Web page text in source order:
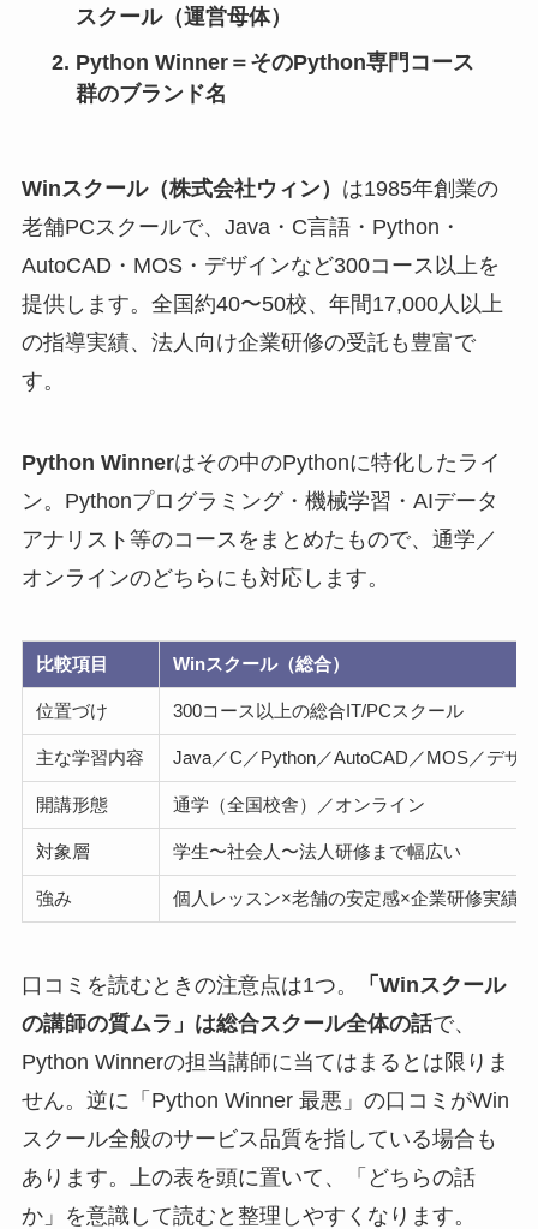
スクール（運営母体）
Python Winner＝そのPython専門コース
群のブランド名
Winスクール（株式会社ウィン） は1985年創業の
老舗PCスクールで、Java・C言語・Python・
AutoCAD・MOS・デザインなど300コース以上を
提供します。全国約40〜50校、年間17,000人以上
の指導実績、法人向け企業研修の受託も豊富で
す。
Python Winnerはその中のPythonに特化したライ
ン。Pythonプログラミング・機械学習・AIデータ
アナリスト等のコースをまとめたもので、通学／
オンラインのどちらにも対応します。
比較項目 Winスクール（総合）
位置づけ 300コース以上の総合IT/PCスクール
主な学習内容 Java／C／Python／AutoCAD／MOS／デザ
開講形態 通学（全国校舎）／オンライン
対象層 学生〜社会人〜法人研修まで幅広い
強み 個人レッスン×老舗の安定感×企業研修実績
口コミを読むときの注意点は1つ。
「Winスクール
の講師の質ムラ」は総合スクール全体の話で、
Python Winnerの担当講師に当てはまるとは限りま
せん。逆に「Python Winner 最悪」の口コミがWin
スクール全般のサービス品質を指している場合も
あります。上の表を頭に置いて、「どちらの話
か」を意識して読むと整理しやすくなります。